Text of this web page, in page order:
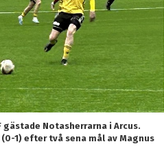
Notasherrarna i Arcus.
1) efter två sena mål av Magnus